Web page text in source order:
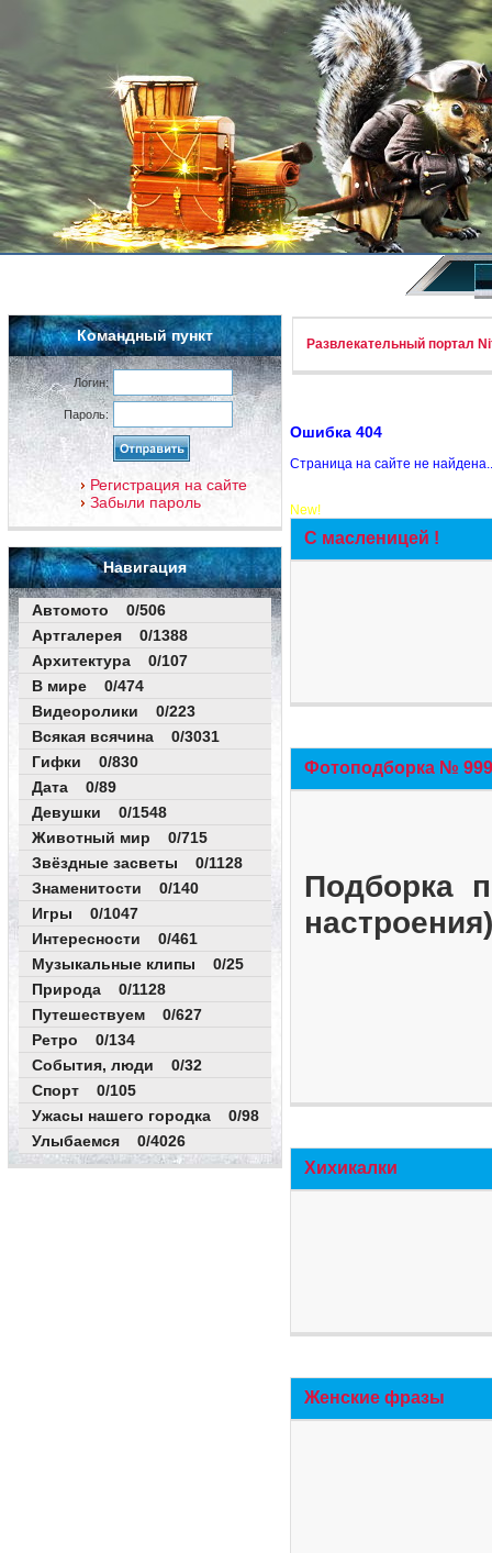
Командный пункт
Логин:
Пароль:
Регистрация на сайте
Забыли пароль
Навигация
Автомото 0/506
Артгалерея 0/1388
Архитектура 0/107
В мире 0/474
Видеоролики 0/223
Всякая всячина 0/3031
Гифки 0/830
Дата 0/89
Девушки 0/1548
Животный мир 0/715
Звёздные засветы 0/1128
Знаменитости 0/140
Игры 0/1047
Интересности 0/461
Музыкальные клипы 0/25
Природа 0/1128
Путешествуем 0/627
Ретро 0/134
События, люди 0/32
Спорт 0/105
Ужасы нашего городка 0/98
Улыбаемся 0/4026
Развлекательный портал
Ошибка 404
Страница на сайте не
New!
С масленицей !
Фотоподборка №
Подборка
Хихикалки
Женские фразы